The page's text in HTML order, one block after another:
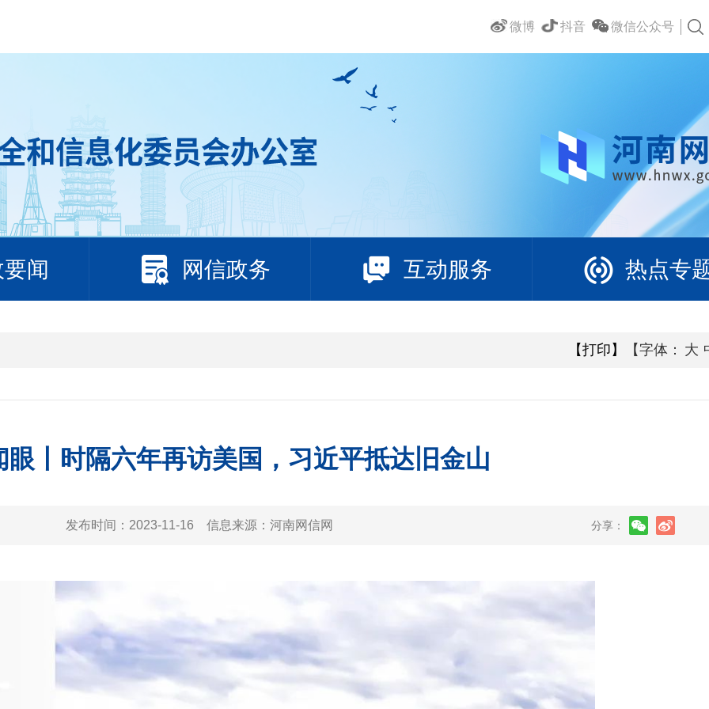
微信公众号
抖音
微博
闻 网信政务 互动服务 热点专
【打印】 【字体： 大
眼丨时隔六年再访美国，习近平抵达旧金山
发布时间： 2023-11-16 信息来源： 河南网信网 分享：